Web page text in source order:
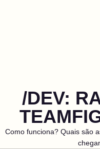
/DEV:
Como funciona? Quais são